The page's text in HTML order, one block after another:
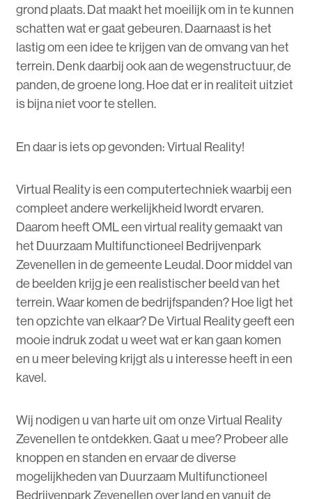
grond plaats. Dat maakt het moeilijk om in te kunnen
schatten wat er gaat gebeuren. Daarnaast is het
lastig om een idee te krijgen van de omvang van het
terrein. Denk daarbij ook aan de wegenstructuur, de
panden, de groene long. Hoe dat er in realiteit uitziet
is bijna niet voor te stellen.
En daar is iets op gevonden: Virtual Reality!
Virtual Reality is een computertechniek waarbij een
compleet andere werkelijkheid lwordt ervaren.
Daarom heeft OML een virtual reality gemaakt van
het Duurzaam Multifunctioneel Bedrijvenpark
Zevenellen in de gemeente Leudal. Door middel van
de beelden krijg je een realistischer beeld van het
terrein. Waar komen de bedrijfspanden? Hoe ligt het
ten opzichte van elkaar? De Virtual Reality geeft een
mooie indruk zodat u weet wat er kan gaan komen
en u meer beleving krijgt als u interesse heeft in een
kavel.
Wij nodigen u van harte uit om onze Virtual Reality
Zevenellen te ontdekken. Gaat u mee? Probeer alle
knoppen en standen en ervaar de diverse
mogelijkheden van Duurzaam Multifunctioneel
Bedrijvenpark Zevenellen over land en vanuit de